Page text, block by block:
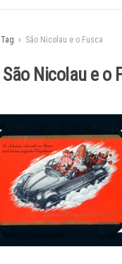
Tag São Nicolau e o Fusca
São Nicolau e o